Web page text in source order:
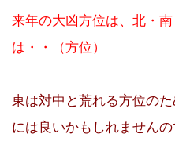
来年の大凶方位は、北・
は・・（方位）
東は対中と荒れる方位の
には良いかもしれません